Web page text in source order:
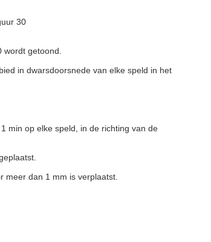
30
getoond.
in dwarsdoorsnede van elke speld in het
min op elke speld, in de richting van de
meer dan 1 mm is verplaatst.